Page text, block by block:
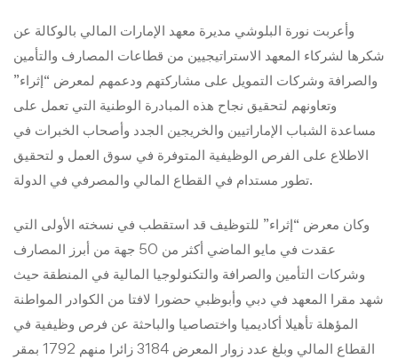
وأعربت نورة البلوشي مديرة معهد الإمارات المالي بالوكالة عن
شكرها لشركاء المعهد الاستراتيجيين من قطاعات المصارف والتأمين
والصرافة وشركات التمويل على مشاركتهم ودعمهم لمعرض “إثراء”
وتعاونهم لتحقيق نجاح هذه المبادرة الوطنية التي تعمل على
مساعدة الشباب الإماراتيين والخريجين الجدد وأصحاب الخبرات في
الاطلاع على الفرص الوظيفية المتوفرة في سوق العمل و لتحقيق
تطور مستدام في القطاع المالي والمصرفي في الدولة.
وكان معرض “إثراء” للتوظيف قد استقطب في نسخته الأولى التي
عقدت في مايو الماضي أكثر من 50 جهة من أبرز المصارف
وشركات التأمين والصرافة والتكنولوجيا المالية في المنطقة حيث
شهد مقرا المعهد في دبي وأبوظبي حضورا لافتا من الكوادر المواطنة
المؤهلة تأهيلا أكاديميا واختصاصيا والباحثة عن فرص وظيفية في
القطاع المالي وبلغ عدد زوار المعرض 3184 زائرا منهم 1792 بمقر